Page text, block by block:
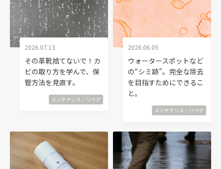
2026.07.13
その革靴捨てないで！カ
ビの取り方を学んで、保
管方法を見直す。
メンテナンス・リペア
2026.06.05
ウォータースポットなど
の“シミ跡”。完全な除去
を目指すためにできるこ
と。
メンテナンス・リペア